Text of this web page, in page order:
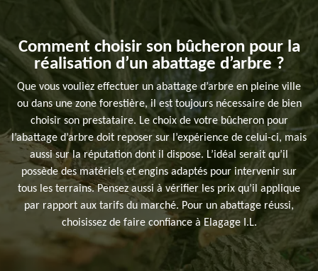
Comment choisir son bûcheron pour la
réalisation d’un abattage d’arbre ?
Que vous vouliez effectuer un abattage d’arbre en pleine ville
ou dans une zone forestière, il est toujours nécessaire de bien
choisir son prestataire. Le choix de votre bûcheron pour
l’abattage d’arbre doit reposer sur l’expérience de celui-ci, mais
aussi sur la réputation dont il dispose. L’idéal serait qu’il
possède des matériels et engins adaptés pour intervenir sur
tous les terrains. Pensez aussi à vérifier les prix qu’il applique
par rapport aux tarifs du marché. Pour un abattage réussi,
choisissez de faire confiance à Elagage I.L.